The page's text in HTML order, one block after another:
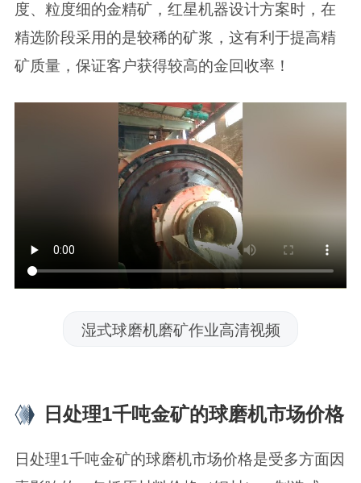
度、粒度细的金精矿，红星机器设计方案时，在
精选阶段采用的是较稀的矿浆，这有利于提高精
矿质量，保证客户获得较高的金回收率！
湿式球磨机磨矿作业高清视频
日处理1千吨金矿的球磨机市场价格
日处理1千吨金矿的球磨机市场价格是受多方面因